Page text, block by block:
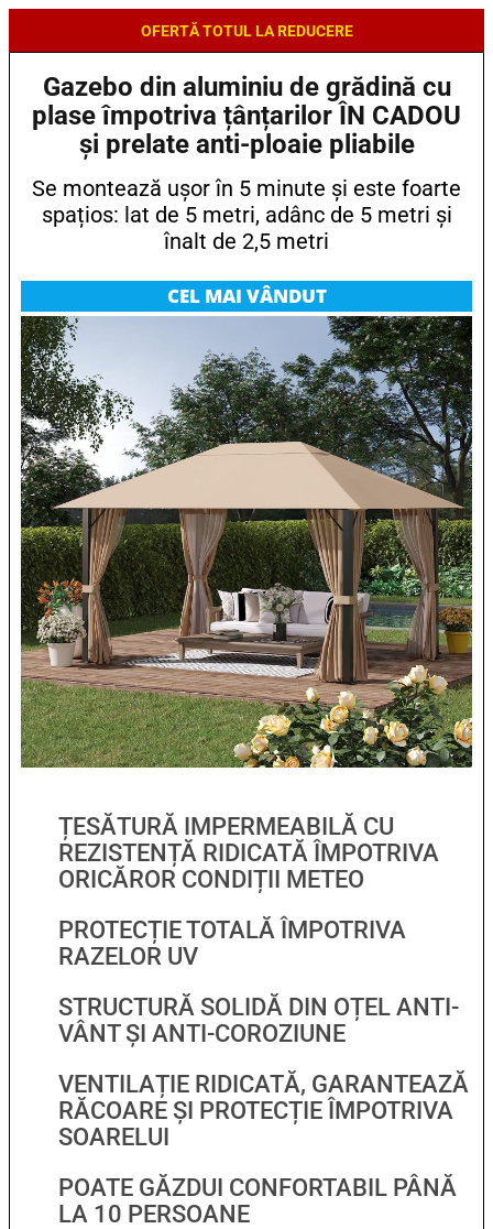
OFERTĂ TOTUL LA REDUCERE
Gazebo din aluminiu de grădină cu
plase împotriva țânțarilor ÎN CADOU
și prelate anti-ploaie pliabile
Se montează ușor în 5 minute și este foarte
spațios: lat de 5 metri, adânc de 5 metri și
înalt de 2,5 metri
CEL MAI VÂNDUT
ȚESĂTURĂ IMPERMEABILĂ CU
REZISTENȚĂ RIDICATĂ ÎMPOTRIVA
ORICĂROR CONDIȚII METEO
PROTECȚIE TOTALĂ ÎMPOTRIVA
RAZELOR UV
STRUCTURĂ SOLIDĂ DIN OȚEL ANTI-
VÂNT ȘI ANTI-COROZIUNE
VENTILAȚIE RIDICATĂ, GARANTEAZĂ
RĂCOARE ȘI PROTECȚIE ÎMPOTRIVA
SOARELUI
POATE GĂZDUI CONFORTABIL PÂNĂ
LA 10 PERSOANE